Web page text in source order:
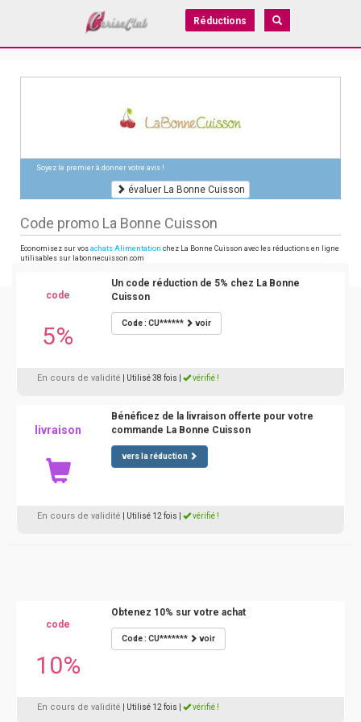
Réductions
Soyez le premier à donner votre avis !
évaluer La Bonne Cuisson
Code promo La Bonne Cuisson
Economisez sur vos achats Alimentation chez La Bonne Cuisson avec les réductions en ligne
utilisables sur labonnecuisson.com
code
5%
Un code réduction de 5% chez La Bonne
Cuisson
Code : CU****** voir
En cours de validité | Utilisé 38 fois vérifié !
livraison
Bénéficez de la livraison offerte pour votre
commande La Bonne Cuisson
vers la réduction
En cours de validité | Utilisé 12 fois vérifié !
code
10%
Obtenez 10% sur votre achat
Code : CU******* voir
En cours de validité | Utilisé 12 fois vérifié !